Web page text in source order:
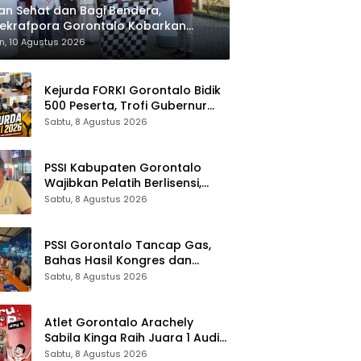
Sehat dan Bagi Bendera,
Gorontalo Kobarkan
10 Agustus 2026
Kejurda FORKI Gorontalo Bidik
500 Peserta, Trofi Gubernur
Jadi Rebutan
Sabtu, 8 Agustus 2026
PSSI Kabupaten Gorontalo
Wajibkan Pelatih Berlisensi,
Dimulai dari Piala Bupati
Sabtu, 8 Agustus 2026
PSSI Gorontalo Tancap Gas,
Bahas Hasil Kongres dan
Roadmap Timnas 2030
Sabtu, 8 Agustus 2026
Atlet Gorontalo Arachely
Sabila Kinga Raih Juara 1 Audisi
Umum PB Djarum 2026 di
Sabtu, 8 Agustus 2026